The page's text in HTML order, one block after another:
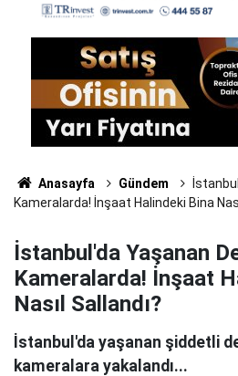
Anasayfa Gündem
Kameralarda! İnşaat Halindeki Bina
İstanbul'da Yaşanan
Kameralarda! İnşaat
Nasıl Sallandı?
İstanbul'da yaşanan şiddetli
kameralara yakalandı...